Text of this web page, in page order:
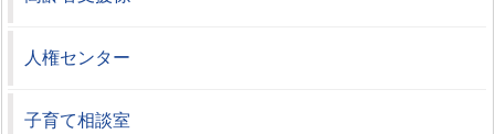
人権センター
子育て相談室